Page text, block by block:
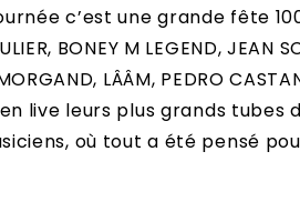
c’est une grande fête
BONEY M LEGEND, JEAN
LÂÂM, PEDRO
live leurs plus grands tubes
où tout a été pensé